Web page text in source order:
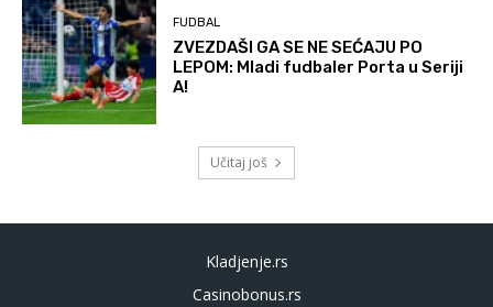
FUDBAL
ZVEZDAŠI GA SE NE SEĆAJU PO
LEPOM: Mladi fudbaler Porta u Seriji
A!
Učitaj još
Kladjenje.rs
Casinobonus.rs